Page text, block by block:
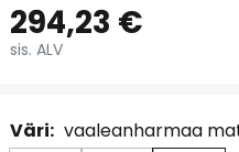
294,23 €
sis. ALV
Väri: vaaleanharmaa